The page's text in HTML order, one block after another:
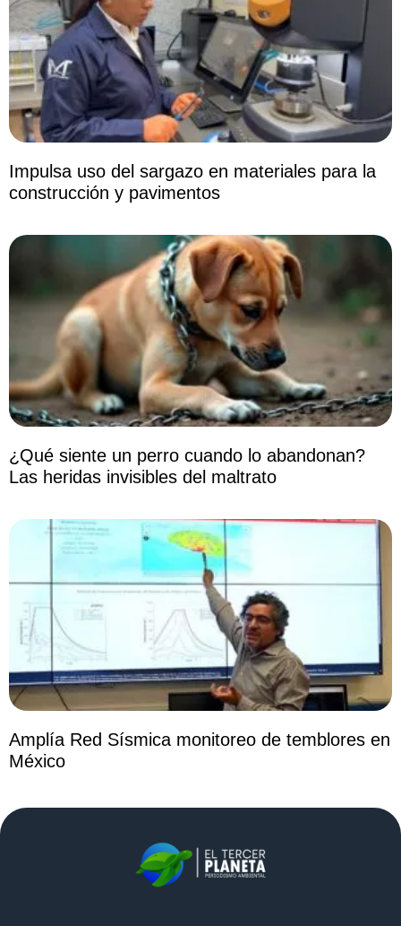
Impulsa uso del sargazo en materiales para la
construcción y pavimentos
¿Qué siente un perro cuando lo abandonan?
Las heridas invisibles del maltrato
Amplía Red Sísmica monitoreo de temblores en
México